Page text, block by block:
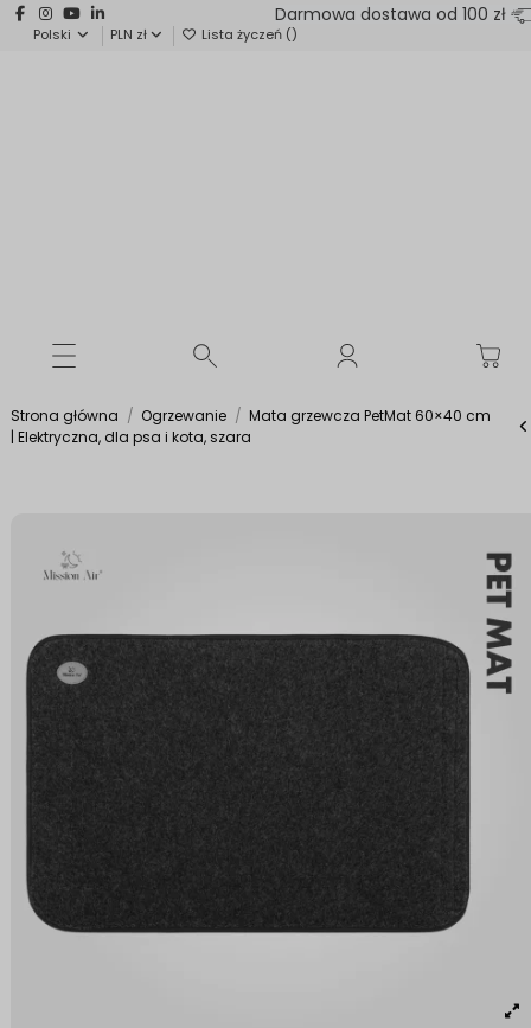
Darmowa dostawa od 100 zł
Polski PLN zł Lista życzeń ()
Strona główna Ogrzewanie
Mata grzewcza PetMat 60×40 cm
| Elektryczna, dla psa i kota, szara